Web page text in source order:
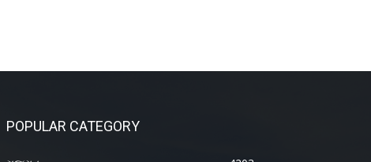
POPULAR CATEGORY